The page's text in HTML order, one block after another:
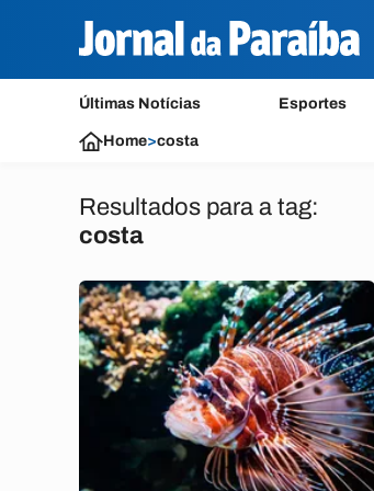
Últimas Notícias Esportes
Home>costa
Resultados para a tag:
costa